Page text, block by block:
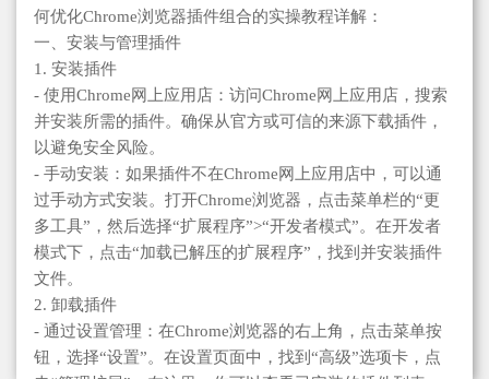
何优化Chrome浏览器插件组合的实操教程详解：
一、安装与管理插件
1. 安装插件
- 使用Chrome网上应用店：访问Chrome网上应用店，搜索
并安装所需的插件。确保从官方或可信的来源下载插件，
以避免安全风险。
- 手动安装：如果插件不在Chrome网上应用店中，可以通
过手动方式安装。打开Chrome浏览器，点击菜单栏的“更
多工具”，然后选择“扩展程序”>“开发者模式”。在开发者
模式下，点击“加载已解压的扩展程序”，找到并安装插件
文件。
2. 卸载插件
- 通过设置管理：在Chrome浏览器的右上角，点击菜单按
钮，选择“设置”。在设置页面中，找到“高级”选项卡，点